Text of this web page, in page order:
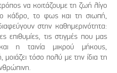
να κοιτάζουμε τη ζωή λίγο
κάδρο, το φως και τη σιωπή,
στην καθημερινότητα:
επιθυμίες, τις στιγμές που μας
η ταινία μικρού μήκους,
τόσο πολύ με την ίδια τη